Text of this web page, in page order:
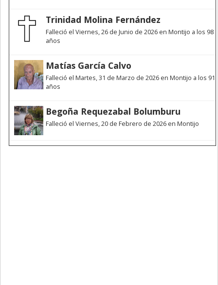
Trinidad Molina Fernández
Falleció el Viernes, 26 de Junio de 2026 en Montijo a los 98
años
Matías García Calvo
Falleció el Martes, 31 de Marzo de 2026 en Montijo a los 91
años
Begoña Requezabal Bolumburu
Falleció el Viernes, 20 de Febrero de 2026 en Montijo